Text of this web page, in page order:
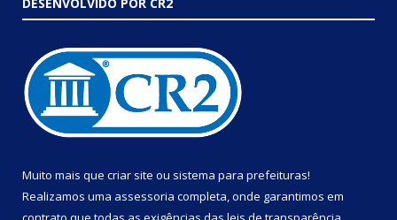
Muito mais que criar site ou sistema para prefeituras!
Realizamos uma assessoria completa, onde garantimos em